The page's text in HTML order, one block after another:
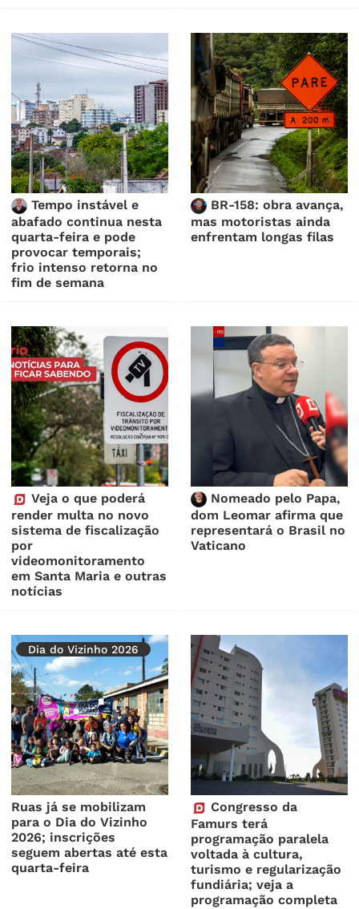
Tempo instável e
abafado continua nesta
quarta-feira e pode
provocar temporais;
frio intenso retorna no
fim de semana
BR-158: obra avança,
mas motoristas ainda
enfrentam longas filas
Veja o que poderá
render multa no novo
sistema de fiscalização
por
videomonitoramento
em Santa Maria e outras
notícias
Nomeado pelo Papa,
dom Leomar afirma que
representará o Brasil no
Vaticano
Dia do Vizinho 2026
Ruas já se mobilizam
para o Dia do Vizinho
2026; inscrições
seguem abertas até esta
quarta-feira
Congresso da
Famurs terá
programação paralela
voltada à cultura,
turismo e regularização
fundiária; veja a
programação completa